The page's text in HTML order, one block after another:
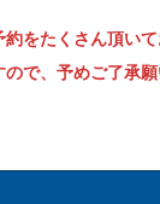
をたくさん頂い
で、予めご了承願